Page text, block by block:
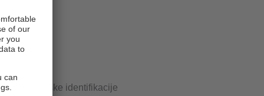
identifikacije